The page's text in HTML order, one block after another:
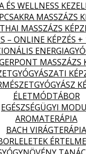
ÉS WELLNESS
MASSZÁZS
THAI MASSZÁZS
– ONLINE KÉPZÉS
MASSZÁZS
ÉLETMÓDTÁBOR
EGÉSZSÉGÜGYI
AROMATERÁPIA
BACH VIRÁGTERÁPIA